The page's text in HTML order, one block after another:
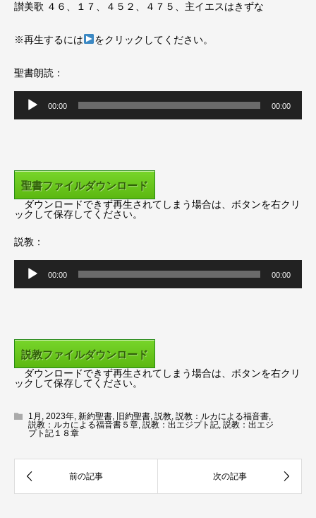
讃美歌 ４６、１７、４５２、４７５、主イエスはきずな
※再生するには をクリックしてください。
聖書朗読：
音
ー
ヤ
ー
00:00 00:00
聖書ファイルダウンロード
ダウンロードできず再生されてしまう場合は、ボタンを右クリ
ックして保存してください。
説教：
音
ー
ヤ
ー
00:00 00:00
説教ファイルダウンロード
ダウンロードできず再生されてしまう場合は、ボタンを右クリ
ックして保存してください。
1月 , 2023年, 新約聖書, 旧約聖書, 説教, 説教：ルカによる福音書,
説教：ルカによる福音書５章, 説教：出エジプト記, 説教：出エジ
プト記１８章